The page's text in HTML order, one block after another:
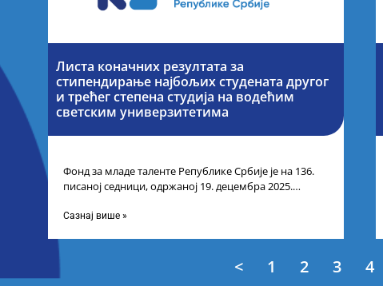
Листа коначних резултата за
стипендирање најбољих студената другог
и трећег степена студија на водећим
светским универзитетима
Фонд за младе таленте Републике Србије је на 136.
писаној седници, одржаној 19. децембра 2025.
Сазнај више »
< 1 2 3 4